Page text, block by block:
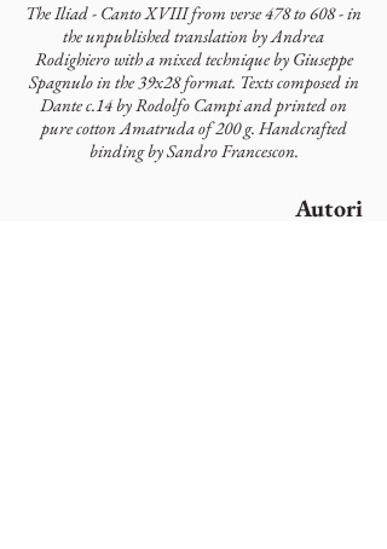
The Iliad - Canto XVIII from verse 478 to 608 - in
the unpublished translation by Andrea
Rodighiero with a mixed technique by Giuseppe
Spagnulo in the 39x28 format. Texts composed in
Dante c.14 by Rodolfo Campi and printed on
pure cotton Amatruda of 200 g. Handcrafted
binding by Sandro Francescon.
Autori